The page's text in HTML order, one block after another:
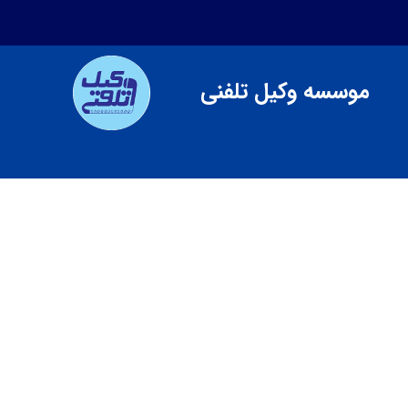
موسسه وکیل تلفنی